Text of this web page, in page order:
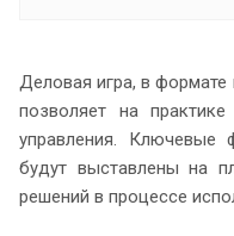
Деловая игра, в формате
позволяет на
управления. Ключевые
будут выставлены на
решений в процессе